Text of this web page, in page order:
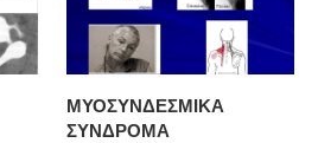
ΜΥΟΣΥΝΔΕΣΜΙΚΑ
ΣΥΝΔΡΟΜΑ